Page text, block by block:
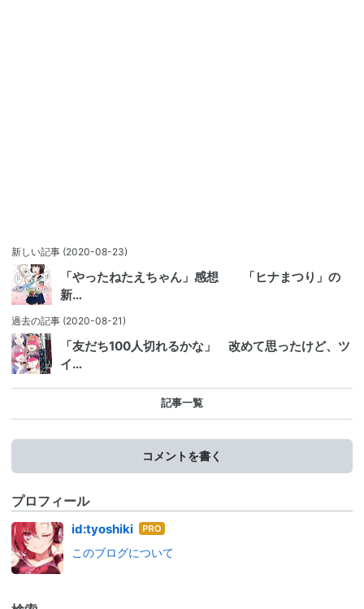
新しい記事 (2020-08-23)
「やったねたえちゃん」感想 「ヒナまつり」の
新…
過去の記事 (2020-08-21)
「友だち100人切れるかな」 改めて思ったけど、ツ
イ…
記事一覧
コメントを書く
プロフィール
id:tyoshiki はて
ログ
このブログについて